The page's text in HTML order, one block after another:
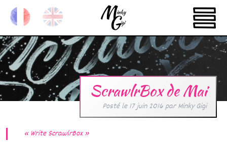
ScrawlrBox de Mai
Posté le17 juin 2016parMinky Gigi
« Write ScrawlrBox »